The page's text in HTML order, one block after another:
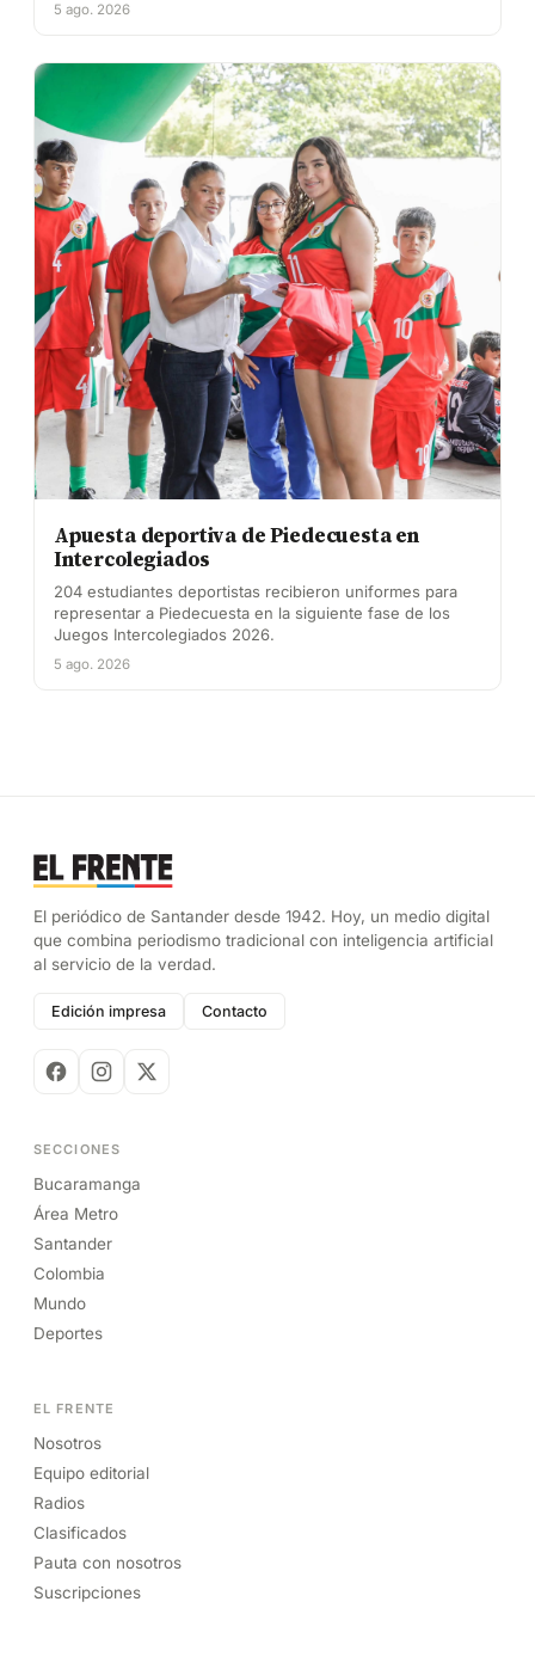
5 ago. 2026
Apuesta deportiva de Piedecuesta en
Intercolegiados
204 estudiantes deportistas recibieron uniformes para
representar a Piedecuesta en la siguiente fase de los
Juegos Intercolegiados 2026.
5 ago. 2026
El periódico de Santander desde 1942. Hoy, un medio digital
que combina periodismo tradicional con inteligencia artificial
al servicio de la verdad.
Edición impresa Contacto
SECCIONES
Bucaramanga
Área Metro
Santander
Colombia
Mundo
Deportes
EL FRENTE
Nosotros
Equipo editorial
Radios
Clasificados
Pauta con nosotros
Suscripciones